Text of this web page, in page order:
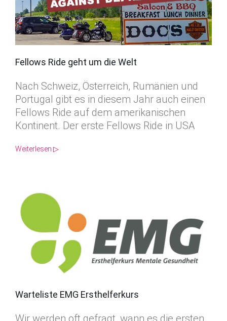
Fellows Ride geht um die Welt
Nach Schweiz, Österreich, Rumänien und
Portugal gibt es in diesem Jahr auch einen
Fellows Ride auf dem amerikanischen
Kontinent. Der erste Fellows Ride in USA
Weiterlesen ▷
Warteliste EMG Ersthelferkurs
Wir werden oft gefragt, wann es die ersten